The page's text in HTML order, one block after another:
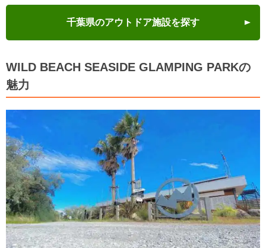
千葉県のアウトドア施設を探す
WILD BEACH SEASIDE GLAMPING PARKの
魅力